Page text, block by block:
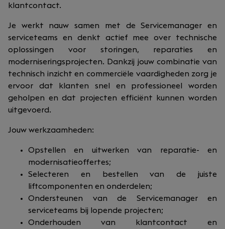
klantcontact.
Je werkt nauw samen met de Servicemanager en
serviceteams en denkt actief mee over technische
oplossingen voor storingen, reparaties en
moderniseringsprojecten. Dankzij jouw combinatie van
technisch inzicht en commerciële vaardigheden zorg je
ervoor dat klanten snel en professioneel worden
geholpen en dat projecten efficiënt kunnen worden
uitgevoerd.
Jouw werkzaamheden:
Opstellen en uitwerken van reparatie- en
modernisatieoffertes;
Selecteren en bestellen van de juiste
liftcomponenten en onderdelen;
Ondersteunen van de Servicemanager en
serviceteams bij lopende projecten;
Onderhouden van klantcontact en